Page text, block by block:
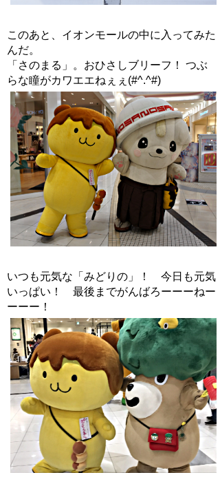
このあと、イオンモールの中に入ってみた
んだ。
「さのまる」。おひさしブリーフ！ つぶ
らな瞳がカワエエねぇぇ(#^.^#)
いつも元気な「みどりの」！ 今日も元気
いっぱい！ 最後までがんばろーーーねー
ーーー！